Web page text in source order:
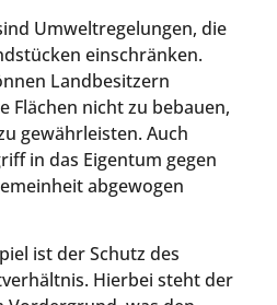
Umweltregelungen, die
einschränken.
Landbesitzern
Flächen nicht zu bebauen,
gewährleisten. Auch
in das Eigentum gegen
abgewogen
ist der Schutz des
Hierbei steht der